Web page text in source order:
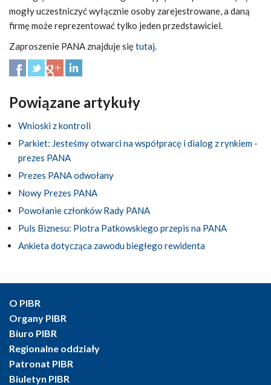
mogły uczestniczyć wyłącznie osoby zarejestrowane, a daną
firmę może reprezentować tylko jeden przedstawiciel.
Zaproszenie PANA znajduje siętutaj.
Powiązane artykuły
Wnioski z kontroli
Parkiet: Jesteśmy otwarci na współpracę i dialog z rynkiem -
prezes PANA
Prezes PANA odwołany
Nowy Prezes PANA
Powołanie członków Rady PANA
Puls Biznesu: Piotra Patkowskiego przepis na PANA
Ankieta dotycząca zawodu biegłego rewidenta
O PIBR
Organy PIBR
Biuro PIBR
Regionalne oddziały
Patronat PIBR
Biuletyn PIBR